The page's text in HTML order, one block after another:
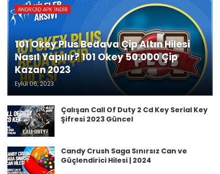
ANDROID APK İNDIR
101 Okey Plus Bedava Çip Altın Hilesi
Nasıl Yapılır? 101 Okey 50.000 Çip
Kazan 2023
Eylül 06, 2023
Çalışan Call Of Duty 2 Cd Key Serial Key
Şifresi 2023 Güncel
Candy Crush Saga Sınırsız Can ve
Güçlendirici Hilesi | 2024